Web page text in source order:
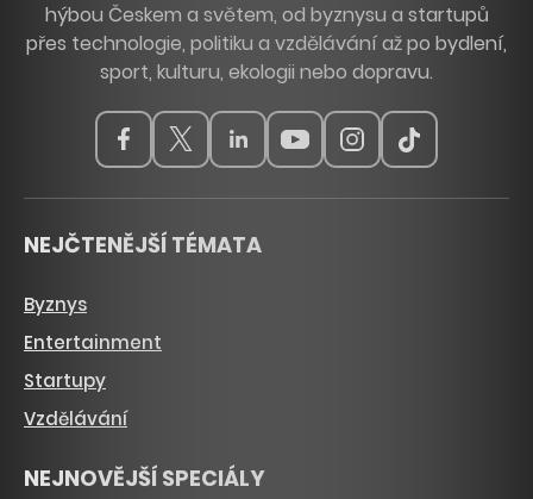
hýbou Českem a světem, od byznysu a startupů
přes technologie, politiku a vzdělávání až po bydlení,
sport, kulturu, ekologii nebo dopravu.
NEJČTENĚJŠÍ TÉMATA
Byznys
Entertainment
Startupy
Vzdělávání
NEJNOVĚJŠÍ SPECIÁLY